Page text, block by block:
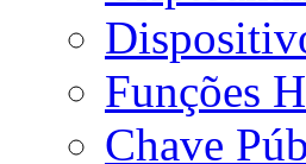
Funções
Chave